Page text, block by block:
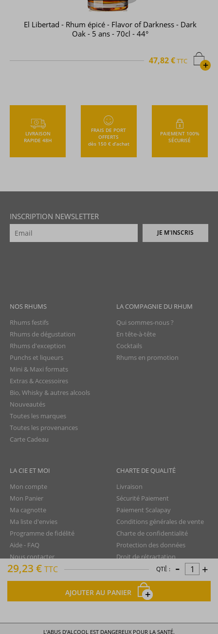
29,23 € TTC QTÉ : - +
AJOUTER AU PANIER
El Libertad - Rhum épicé - Flavor of Darkness - Dark
Oak - 5 ans - 70cl - 44°
+
47,82 €TTC
LIVRAISON
RAPIDE 48H
FRAIS DE PORT
OFFERTS
dès 150 € d’achat
PAIEMENT 100%
SÉCURISÉ
INSCRIPTION NEWSLETTER
JE M'INSCRIS
NOS RHUMS
Rhums festifs
Rhums de dégustation
Rhums d'exception
Punchs et liqueurs
Mini & Maxi formats
Extras & Accessoires
Bio, Whisky & autres alcools
Nouveautés
Toutes les marques
Toutes les provenances
Carte Cadeau
LA COMPAGNIE DU RHUM
Qui sommes-nous ?
En tête-à-tête
Cocktails
Rhums en promotion
LA CIE ET MOI
Mon compte
Mon Panier
Ma cagnotte
Ma liste d'envies
Programme de fidélité
Aide - FAQ
Nous contacter
CHARTE DE QUALITÉ
Livraison
Sécurité Paiement
Paiement Scalapay
Conditions générales de vente
Charte de confidentialité
Protection des données
Droit de rétractation
Mentions légales
Plan du site
La Compagnie du Rhum © tous droits réservés
L’ABUS D’ALCOOL EST DANGEREUX POUR LA SANTÉ.